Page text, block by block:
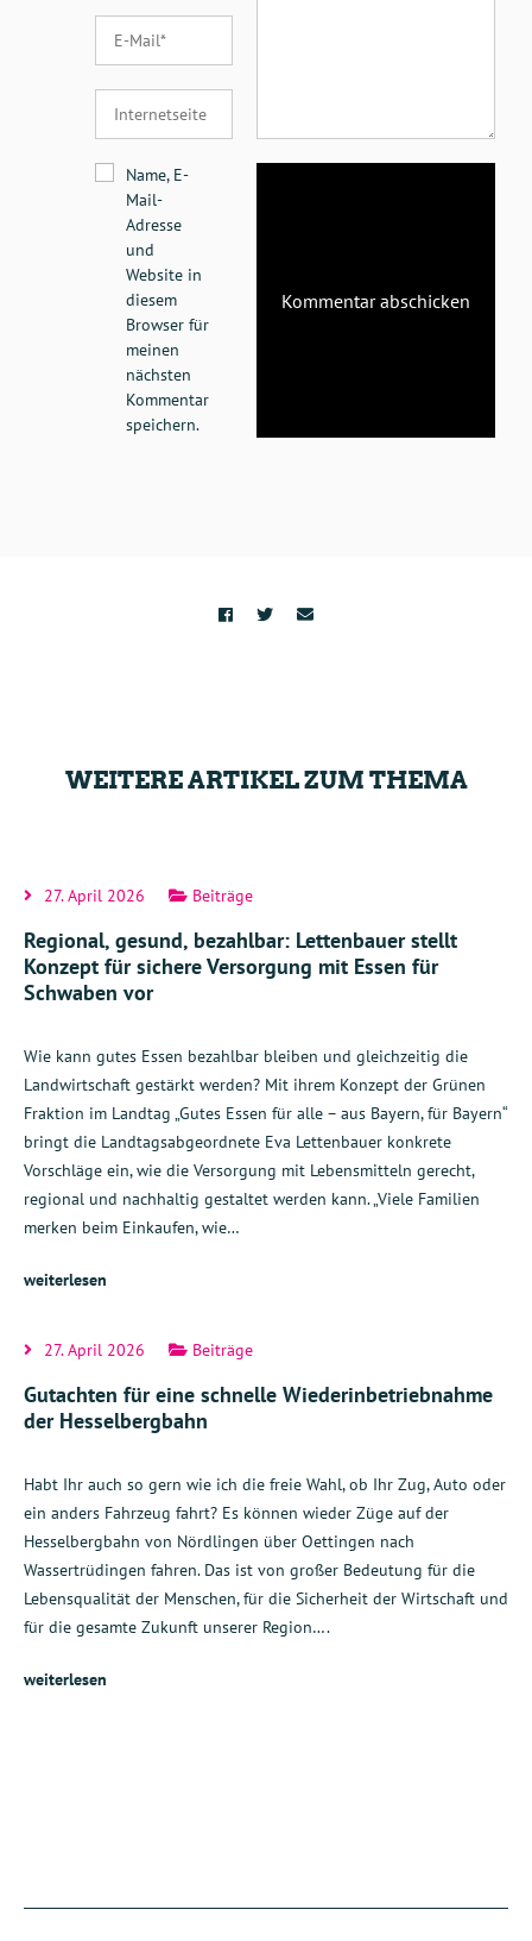
Name, E-
Mail-
Adresse
und
Website in
diesem
Browser für
meinen
nächsten
Kommentar
speichern.
WEITERE ARTIKEL ZUM THEMA
27. April 2026 Beiträge
Regional, gesund, bezahlbar: Lettenbauer stellt
Konzept für sichere Versorgung mit Essen für
Schwaben vor
Wie kann gutes Essen bezahlbar bleiben und gleichzeitig die
Landwirtschaft gestärkt werden? Mit ihrem Konzept der Grünen
Fraktion im Landtag „Gutes Essen für alle – aus Bayern, für Bayern“
bringt die Landtagsabgeordnete Eva Lettenbauer konkrete
Vorschläge ein, wie die Versorgung mit Lebensmitteln gerecht,
regional und nachhaltig gestaltet werden kann. „Viele Familien
merken beim Einkaufen, wie…
weiterlesen
27. April 2026 Beiträge
Gutachten für eine schnelle Wiederinbetriebnahme
der Hesselbergbahn
Habt Ihr auch so gern wie ich die freie Wahl, ob Ihr Zug, Auto oder
ein anders Fahrzeug fahrt? Es können wieder Züge auf der
Hesselbergbahn von Nördlingen über Oettingen nach
Wassertrüdingen fahren. Das ist von großer Bedeutung für die
Lebensqualität der Menschen, für die Sicherheit der Wirtschaft und
für die gesamte Zukunft unserer Region….
weiterlesen